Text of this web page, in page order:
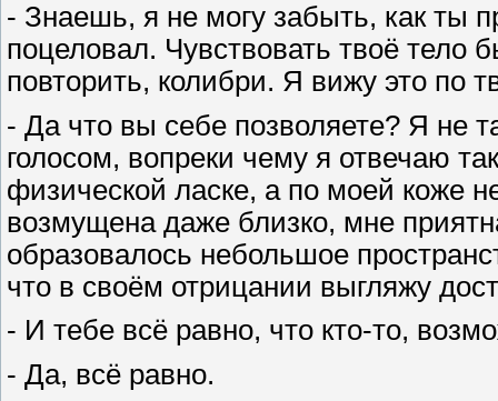
- Знаешь, я не могу забыть, как ты
поцеловал. Чувствовать твоё
повторить, колибри. Я вижу это по
- Да что вы себе позволяете? Я не
голосом, вопреки чему я отвечаю
физической ласке, а по моей коже
возмущена даже близко, мне
образовалось небольшое
что в своём отрицании выгляжу
- И тебе всё равно, что кто-то,
- Да, всё равно.